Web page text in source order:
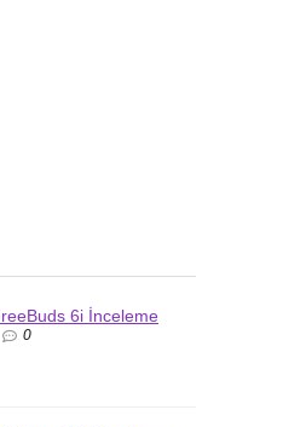
6i İnceleme
0